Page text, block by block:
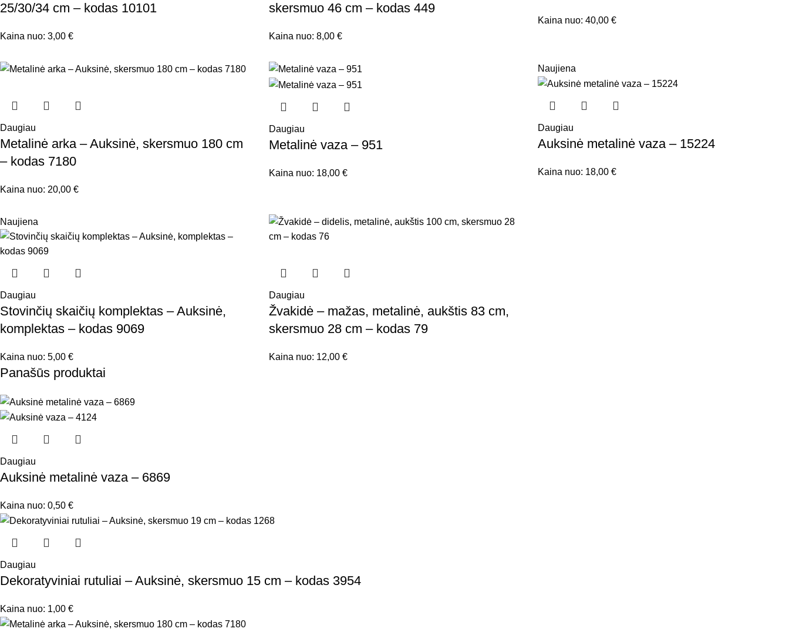
25/30/34 cm – kodas 10101
Kaina nuo: 3,00 €
skersmuo 46 cm – kodas 449
Kaina nuo: 8,00 €
Kaina nuo: 40,00 €
Daugiau
Metalinė arka – Auksinė, skersmuo 180 cm
– kodas 7180
Kaina nuo: 20,00 €
Daugiau
Metalinė vaza – 951
Kaina nuo: 18,00 €
Naujiena
Daugiau
Auksinė metalinė vaza – 15224
Kaina nuo: 18,00 €
Naujiena
Daugiau
Stovinčių skaičių komplektas – Auksinė,
komplektas – kodas 9069
Kaina nuo: 5,00 €
Daugiau
Žvakidė – mažas, metalinė, aukštis 83 cm,
skersmuo 28 cm – kodas 79
Kaina nuo: 12,00 €
Panašūs produktai
Daugiau
Auksinė metalinė vaza – 6869
Kaina nuo: 0,50 €
Daugiau
Dekoratyviniai rutuliai – Auksinė, skersmuo 15 cm – kodas 3954
Kaina nuo: 1,00 €